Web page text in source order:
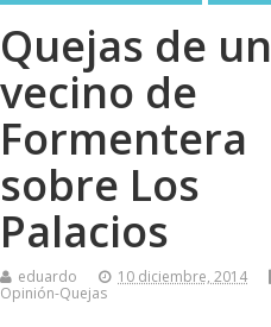
Quejas de un
vecino de
Formentera
sobre Los
Palacios
eduardo 10 diciembre, 2014
Opinión-Quejas